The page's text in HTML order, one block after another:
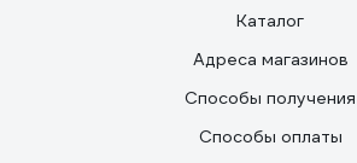
Каталог
Адреса магазинов
Способы получения
Способы оплаты